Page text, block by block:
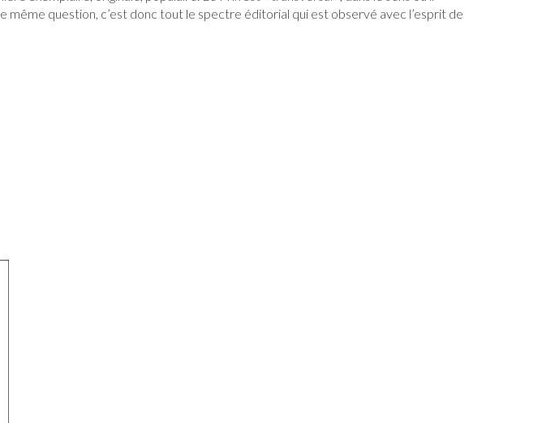
question, c’est donc tout le spectre éditorial qui est observé avec l’esprit de